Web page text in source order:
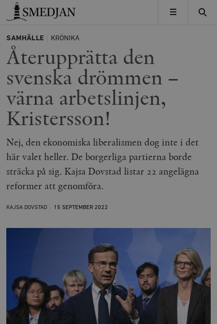
Timbro
MENY
SAMHÄLLE KRÖNIKA
Återupprätta den
svenska drömmen –
värna arbetslinjen,
Kristersson!
Nej, den ekonomiska liberalismen dog inte i det
här valet heller. De borgerliga partierna borde
sträcka på sig. Kajsa Dovstad listar 22 angelägna
reformer att genomföra.
KAJSA DOVSTAD 15 SEPTEMBER 2022